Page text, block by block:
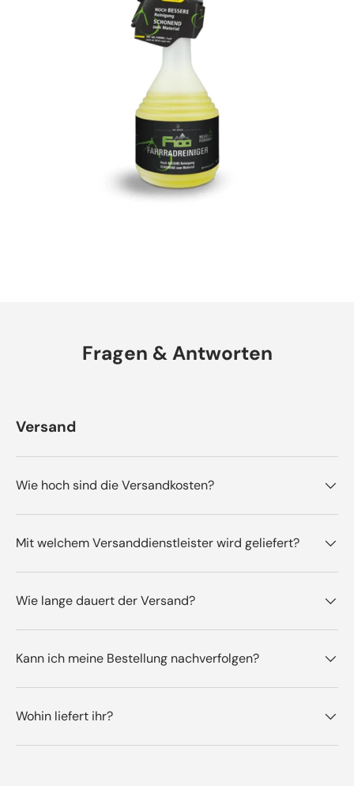
Fragen & Antworten
Versand
Wie hoch sind die Versandkosten?
Mit welchem Versanddienstleister wird geliefert?
Wie lange dauert der Versand?
Kann ich meine Bestellung nachverfolgen?
Wohin liefert ihr?